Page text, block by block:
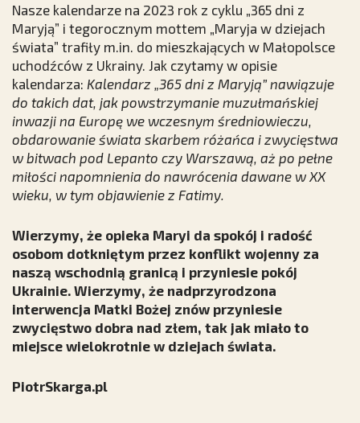
Nasze kalendarze na 2023 rok z cyklu „365 dni z
Maryją” i tegorocznym mottem „Maryja w dziejach
świata” trafiły m.in. do mieszkających w Małopolsce
uchodźców z Ukrainy. Jak czytamy w opisie
kalendarza: Kalendarz „365 dni z Maryją” nawiązuje
do takich dat, jak powstrzymanie muzułmańskiej
inwazji na Europę we wczesnym średniowieczu,
obdarowanie świata skarbem różańca i zwycięstwa
w bitwach pod Lepanto czy Warszawą, aż po pełne
miłości napomnienia do nawrócenia dawane w XX
wieku, w tym objawienie z Fatimy.
Wierzymy, że opieka Maryi da spokój i radość
osobom dotkniętym przez konflikt wojenny za
naszą wschodnią granicą i przyniesie pokój
Ukrainie. Wierzymy, że nadprzyrodzona
interwencja Matki Bożej znów przyniesie
zwycięstwo dobra nad złem, tak jak miało to
miejsce wielokrotnie w dziejach świata.
PiotrSkarga.pl